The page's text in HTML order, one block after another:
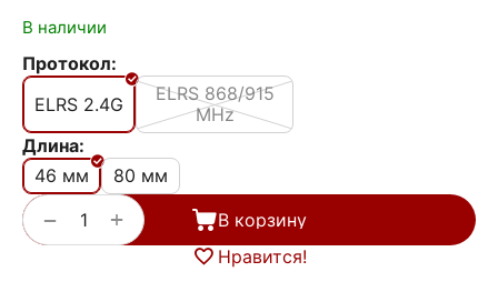
В наличии
Протокол:
ELRS 2.4G
ELRS 868/915
MHz
Длина:
46 мм
80 мм
+
−
В корзину
Нравится!